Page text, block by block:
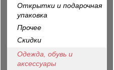
Открытки и подарочная
упаковка
Прочее
Скидки
Одежда, обувь и
аксессуары